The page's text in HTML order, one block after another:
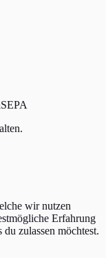
SEPA
wir nutzen
Erfahrung
zulassen möchtest.